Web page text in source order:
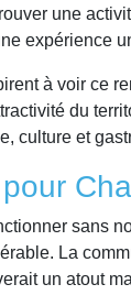
une
expérience
à voir ce
du
culture et
sans
La
un atout